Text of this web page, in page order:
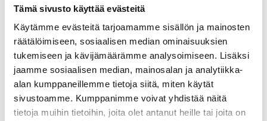
Tämä sivusto käyttää evästeitä
Käytämme evästeitä tarjoamamme sisällön ja mainosten
räätälöimiseen, sosiaalisen median ominaisuuksien
tukemiseen ja kävijämäärämme analysoimiseen. Lisäksi
jaamme sosiaalisen median, mainosalan ja analytiikka-
alan kumppaneillemme tietoja siitä, miten käytät
sivustoamme. Kumppanimme voivat yhdistää näitä
tietoja muihin tietoihin, joita olet antanut heille tai joita on
2026 1 km Sähkö Bilia | Polestar Helsinki